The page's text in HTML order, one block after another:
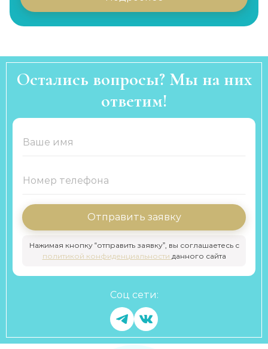
Остались вопросы? Мы на них
ответим!
Отправить заявку
Нажимая кнопку “отправить заявку”, вы соглашаетесь с
политикой конфиденциальности данного сайта
Соц сети: